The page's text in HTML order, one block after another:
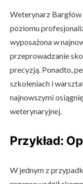
Weterynarz
poziomu
wyposażona w
przeprowadzanie
precyzją. Ponadto,
szkoleniach i
najnowszymi
weterynaryjnej.
Przykład:
W jednym z